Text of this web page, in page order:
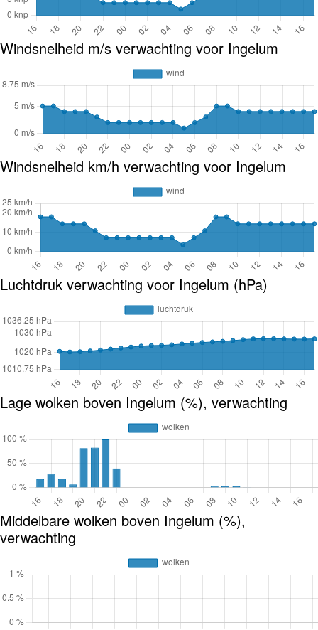
Windsnelheid m/s verwachting voor Ingelum
Windsnelheid km/h verwachting voor Ingelum
Luchtdruk verwachting voor Ingelum (hPa)
Lage wolken boven Ingelum (%), verwachting
Middelbare wolken boven Ingelum (%),
verwachting